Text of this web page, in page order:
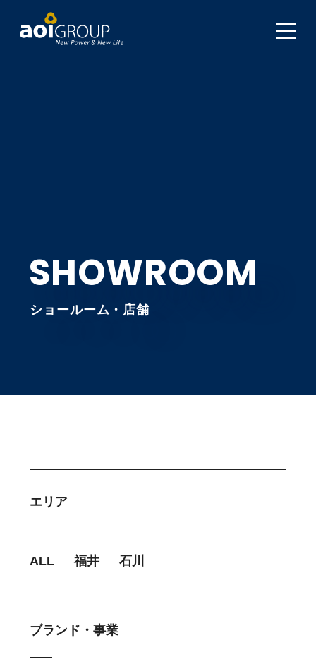
SHOWROOM
ショールーム・店舗
エリア
ALL 福井 石川
ブランド・事業